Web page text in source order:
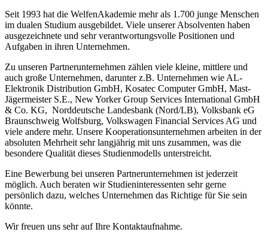
Seit 1993 hat die WelfenAkademie mehr als 1.700 junge Menschen
im dualen Studium ausgebildet. Viele unserer Absolventen haben
ausgezeichnete und sehr verantwortungsvolle Positionen und
Aufgaben in ihren Unternehmen.
Zu unseren Partnerunternehmen zählen viele kleine, mittlere und
auch große Unternehmen, darunter z.B. Unternehmen wie AL-
Elektronik Distribution GmbH, Kosatec Computer GmbH, Mast-
Jägermeister S.E., New Yorker Group Services International GmbH
& Co. KG, Norddeutsche Landesbank (Nord/LB), Volksbank eG
Braunschweig Wolfsburg, Volkswagen Financial Services AG und
viele andere mehr. Unsere Kooperationsunternehmen arbeiten in der
absoluten Mehrheit sehr langjährig mit uns zusammen, was die
besondere Qualität dieses Studienmodells unterstreicht.
Eine Bewerbung bei unseren Partnerunternehmen ist jederzeit
möglich. Auch beraten wir Studieninteressenten sehr gerne
persönlich dazu, welches Unternehmen das Richtige für Sie sein
könnte.
Wir freuen uns sehr auf Ihre Kontaktaufnahme.